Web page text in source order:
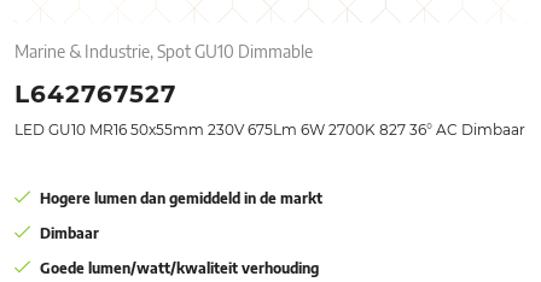
Marine & Industrie, Spot GU10 Dimmable
L642767527
LED GU10 MR16 50x55mm 230V 675Lm 6W 2700K 827 36° AC Dimbaar
Hogere lumen dan gemiddeld in de markt
Dimbaar
Goede lumen/watt/kwaliteit verhouding